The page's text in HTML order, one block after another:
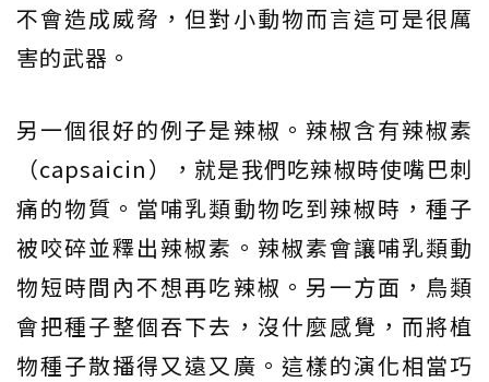
不會造成威脅，但對小動物而言這可是很厲
害的武器。
另一個很好的例子是辣椒。辣椒含有辣椒素
（capsaicin），就是我們吃辣椒時使嘴巴刺
痛的物質。當哺乳類動物吃到辣椒時，種子
被咬碎並釋出辣椒素。辣椒素會讓哺乳類動
物短時間內不想再吃辣椒。另一方面，鳥類
會把種子整個吞下去，沒什麼感覺，而將植
物種子散播得又遠又廣。這樣的演化相當巧